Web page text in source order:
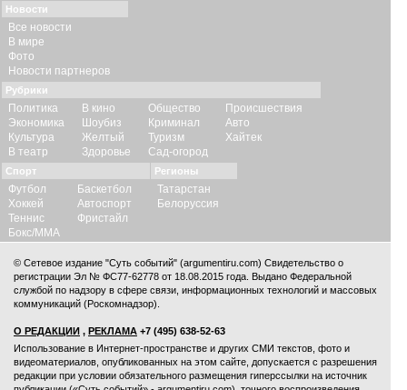
Новости
Все новости
В мире
Фото
Новости партнеров
Рубрики
Политика
Экономика
Культура
В театр
В кино
Шоубиз
Желтый
Здоровье
Общество
Криминал
Туризм
Сад-огород
Происшествия
Авто
Хайтек
Спорт
Футбол
Хоккей
Теннис
Бокс/ММА
Баскетбол
Автоспорт
Фристайл
Регионы
Татарстан
Белоруссия
© Сетевое издание "Суть событий" (argumentiru.com) Свидетельство о
регистрации Эл № ФС77-62778 от 18.08.2015 года. Выдано Федеральной
службой по надзору в сфере связи, информационных технологий и массовых
коммуникаций (Роскомнадзор).
О РЕДАКЦИИ , РЕКЛАМА +7 (495) 638-52-63
Использование в Интернет-пространстве и других СМИ текстов, фото и
видеоматериалов, опубликованных на этом сайте, допускается с разрешения
редакции при условии обязательного размещения гиперссылки на источник